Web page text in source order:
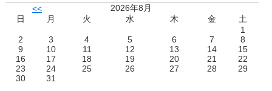
<<
2026年8月
日
月 火 水 木 金
土
1
2
3 4 5 6 7
8
9
10 11 12 13 14
15
16
17 18 19 20 21
22
23
24 25 26 27 28
29
30
31